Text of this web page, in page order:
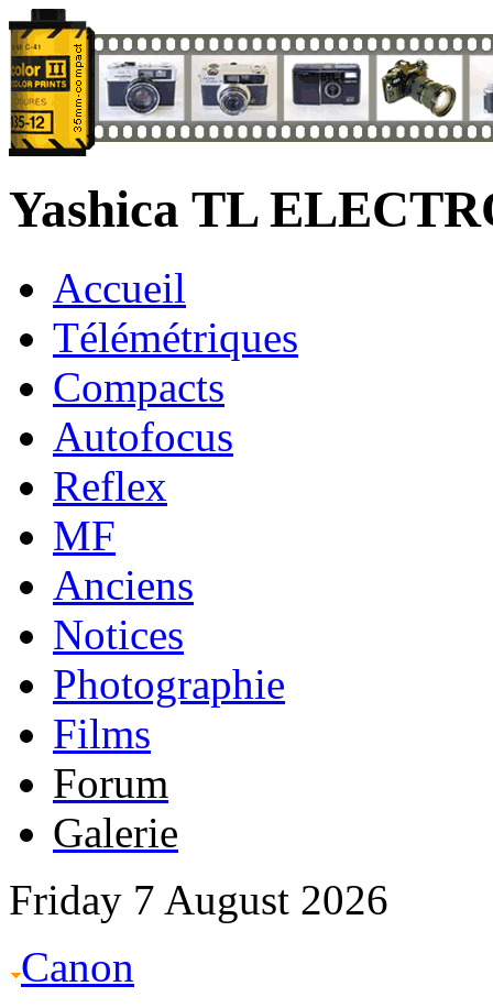
Yashica TL
Accueil
Télémétriques
Compacts
Autofocus
Reflex
MF
Anciens
Notices
Photographie
Films
Forum
Galerie
Friday 7 August 2026
Canon